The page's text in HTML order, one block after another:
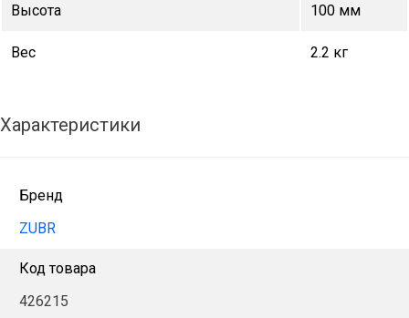
Высота 100 мм
Вес 2.2 кг
Характеристики
Бренд
ZUBR
Код товара
426215